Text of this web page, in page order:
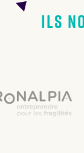
Ils